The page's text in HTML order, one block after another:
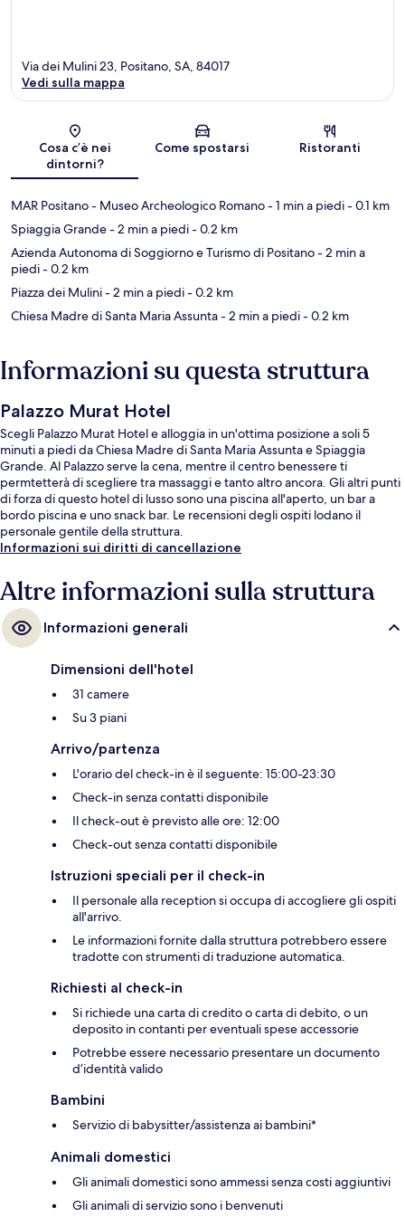
Mappa
Via dei Mulini 23, Positano, SA, 84017
Vedi sulla mappa
Cosa c’è nei
dintorni?
Come spostarsi Ristoranti
MAR Positano - Museo Archeologico Romano- 1 min a piedi- 0.1 km
Spiaggia Grande- 2 min a piedi- 0.2 km
Azienda Autonoma di Soggiorno e Turismo di Positano- 2 min a
piedi- 0.2 km
Piazza dei Mulini- 2 min a piedi- 0.2 km
Chiesa Madre di Santa Maria Assunta- 2 min a piedi- 0.2 km
Informazioni su questa struttura
Palazzo Murat Hotel
Scegli Palazzo Murat Hotel e alloggia in un'ottima posizione a soli 5
minuti a piedi da Chiesa Madre di Santa Maria Assunta e Spiaggia
Grande. Al Palazzo serve la cena, mentre il centro benessere ti
permtetterà di scegliere tra massaggi e tanto altro ancora. Gli altri punti
di forza di questo hotel di lusso sono una piscina all'aperto, un bar a
bordo piscina e uno snack bar. Le recensioni degli ospiti lodano il
personale gentile della struttura.
Informazioni sui diritti di cancellazione
Altre informazioni sulla struttura
Informazioni generali
Dimensioni dell'hotel
31 camere
Su 3 piani
Arrivo/partenza
L'orario del check-in è il seguente: 15:00-23:30
Check-in senza contatti disponibile
Il check-out è previsto alle ore: 12:00
Check-out senza contatti disponibile
Istruzioni speciali per il check-in
Il personale alla reception si occupa di accogliere gli ospiti
all'arrivo.
Le informazioni fornite dalla struttura potrebbero essere
tradotte con strumenti di traduzione automatica.
Richiesti al check-in
Si richiede una carta di credito o carta di debito, o un
deposito in contanti per eventuali spese accessorie
Potrebbe essere necessario presentare un documento
d’identità valido
Bambini
Servizio di babysitter/assistenza ai bambini*
Animali domestici
Gli animali domestici sono ammessi senza costi aggiuntivi
Gli animali di servizio sono i benvenuti